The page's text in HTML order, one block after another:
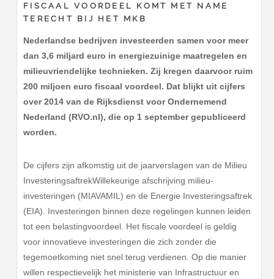
FISCAAL VOORDEEL KOMT MET NAME
TERECHT BIJ HET MKB
Nederlandse bedrijven investeerden samen voor meer
dan 3,6 miljard euro in energiezuinige maatregelen en
milieuvriendelijke technieken. Zij kregen daarvoor ruim
200 miljoen euro fiscaal voordeel. Dat blijkt uit cijfers
over 2014 van de Rijksdienst voor Ondernemend
Nederland (RVO.nl), die op 1 september gepubliceerd
worden.
De cijfers zijn afkomstig uit de jaarverslagen van de Milieu
InvesteringsaftrekWillekeurige afschrijving milieu-
investeringen (MIAVAMIL) en de Energie Investeringsaftrek
(EIA). Investeringen binnen deze regelingen kunnen leiden
tot een belastingvoordeel. Het fiscale voordeel is geldig
voor innovatieve investeringen die zich zonder die
tegemoetkoming niet snel terug verdienen. Op die manier
willen respectievelijk het ministerie van Infrastructuur en